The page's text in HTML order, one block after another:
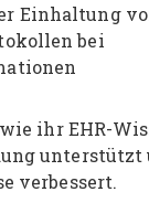
Einhaltung
bei
ihr EHR-
unterstützt
verbessert.